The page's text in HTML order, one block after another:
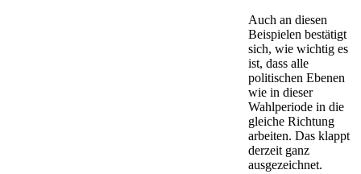
Auch an diesen
Beispielen bestätigt
sich, wie wichtig es
ist, dass alle
politischen Ebenen
wie in dieser
Wahlperiode in die
gleiche Richtung
arbeiten. Das klappt
derzeit ganz
ausgezeichnet.